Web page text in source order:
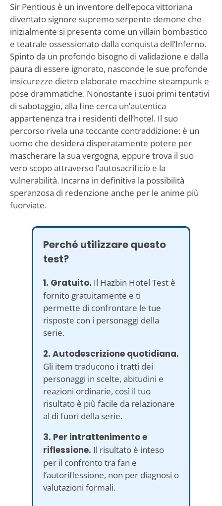
Sir Pentious è un inventore dell’epoca vittoriana
diventato signore supremo serpente demone che
inizialmente si presenta come un villain bombastico
e teatrale ossessionato dalla conquista dell’Inferno.
Spinto da un profondo bisogno di validazione e dalla
paura di essere ignorato, nasconde le sue profonde
insicurezze dietro elaborate macchine steampunk e
pose drammatiche. Nonostante i suoi primi tentativi
di sabotaggio, alla fine cerca un’autentica
appartenenza tra i residenti dell’hotel. Il suo
percorso rivela una toccante contraddizione: è un
uomo che desidera disperatamente potere per
mascherare la sua vergogna, eppure trova il suo
vero scopo attraverso l’autosacrificio e la
vulnerabilità. Incarna in definitiva la possibilità
speranzosa di redenzione anche per le anime più
fuorviate.
Perché utilizzare questo
test?
1. Gratuito. Il Hazbin Hotel Test è
fornito gratuitamente e ti
permette di confrontare le tue
risposte con i personaggi della
serie.
2. Autodescrizione quotidiana.
Gli item traducono i tratti dei
personaggi in scelte, abitudini e
reazioni ordinarie, così il tuo
risultato è più facile da relazionare
al di fuori della serie.
3. Per intrattenimento e
riflessione. Il risultato è inteso
per il confronto tra fan e
l’autoriflessione, non per diagnosi o
valutazioni formali.